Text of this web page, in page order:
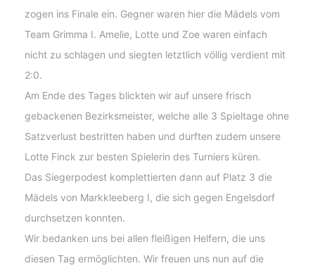
zogen ins Finale ein. Gegner waren hier die Mädels vom
Team Grimma I. Amelie, Lotte und Zoe waren einfach
nicht zu schlagen und siegten letztlich völlig verdient mit
2:0.
Am Ende des Tages blickten wir auf unsere frisch
gebackenen Bezirksmeister, welche alle 3 Spieltage ohne
Satzverlust bestritten haben und durften zudem unsere
Lotte Finck zur besten Spielerin des Turniers küren.
Das Siegerpodest komplettierten dann auf Platz 3 die
Mädels von Markkleeberg I, die sich gegen Engelsdorf
durchsetzen konnten.
Wir bedanken uns bei allen fleißigen Helfern, die uns
diesen Tag ermöglichten. Wir freuen uns nun auf die